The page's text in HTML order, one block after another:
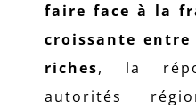
faire face à la
croissante
riches, la
autorités